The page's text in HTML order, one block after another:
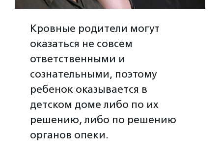
Кровные родители могут
оказаться не совсем
ответственными и
сознательными, поэтому
ребенок оказывается в
детском доме либо по их
решению, либо по решению
органов опеки.